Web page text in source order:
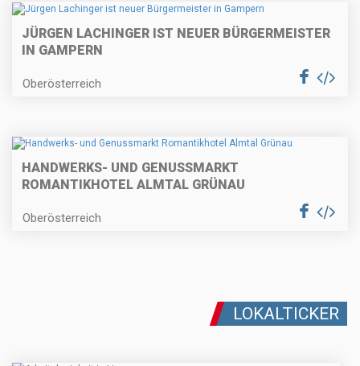
JÜRGEN LACHINGER IST NEUER BÜRGERMEISTER
IN GAMPERN
Oberösterreich
HANDWERKS- UND GENUSSMARKT
ROMANTIKHOTEL ALMTAL GRÜNAU
Oberösterreich
LOKALTICKER